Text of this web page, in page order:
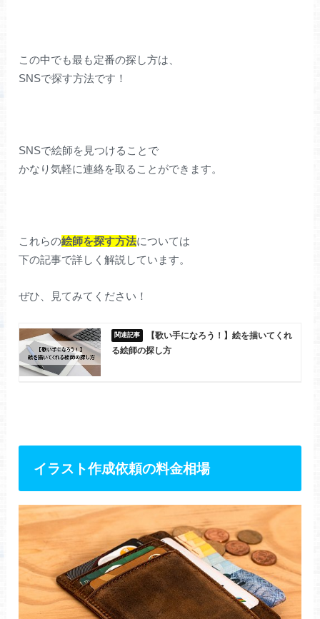
この中でも最も定番の探し方は、
SNSで探す方法です！
SNSで絵師を見つけることで
かなり気軽に連絡を取ることができます。
これらの絵師を探す方法については
下の記事で詳しく解説しています。
ぜひ、見てみてください！
【歌い手になろう！】絵を描いてくれ
る絵師の探し方
イラスト作成依頼の料金相場